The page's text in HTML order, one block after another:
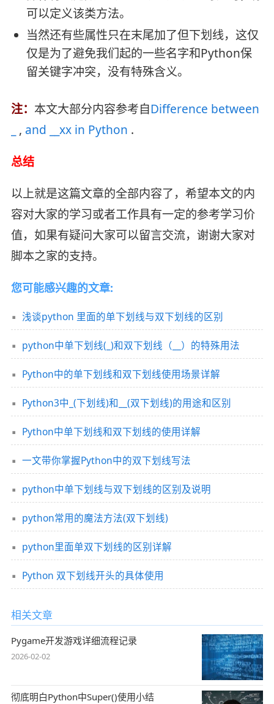
可以定义该类方法。
当然还有些属性只在末尾加了但下划线，这仅
仅是为了避免我们起的一些名字和Python保
留关键字冲突，没有特殊含义。
注： 本文大部分内容参考自Difference between
, and __xx in Python .
总结
以上就是这篇文章的全部内容了，希望本文的内
容对大家的学习或者工作具有一定的参考学习价
值，如果有疑问大家可以留言交流，谢谢大家对
脚本之家的支持。
您可能感兴趣的文章:
浅谈python 里面的单下划线与双下划线的区别
python中单下划线(_)和双下划线（__）的特殊用法
Python中的单下划线和双下划线使用场景详解
Python3中_(下划线)和__(双下划线)的用途和区别
Python中单下划线和双下划线的使用详解
一文带你掌握Python中的双下划线写法
python中单下划线与双下划线的区别及说明
python常用的魔法方法(双下划线)
python里面单双下划线的区别详解
Python 双下划线开头的具体使用
相关文章
Pygame开发游戏详细流程记录
2026-02-02
彻底明白Python中Super()使用小结